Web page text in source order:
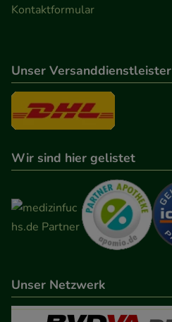
Kontaktformular
Unser Versanddienstleister
Wir sind hier gelistet
Unser Netzwerk